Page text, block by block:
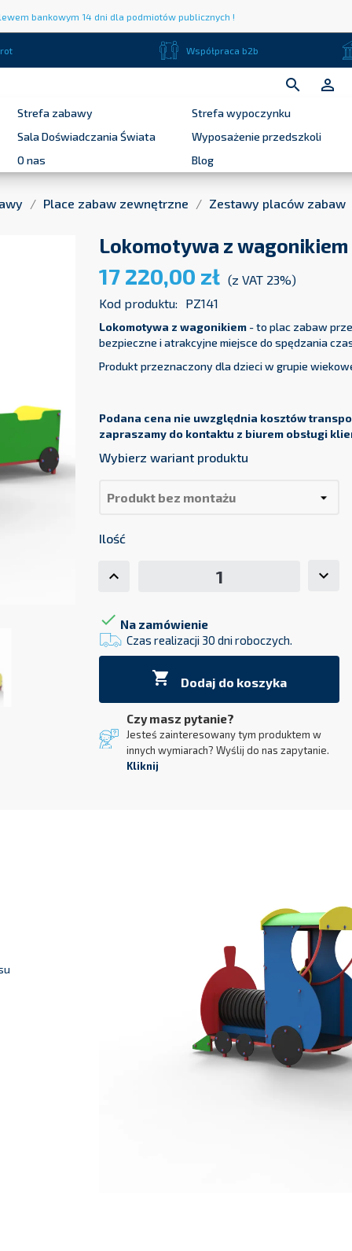
bankowym 14 dni dla podmiotów publicznych !
Współpraca b2b
 
Strefa zabawy Strefa wypoczynku
Sala Doświadczania Świata Wyposażenie przedszkoli
O nas Blog
Place zabaw zewnętrzne Zestawy placów zabaw
Lokomotywa z wagonikiem
17 220,00 zł (z VAT 23%)
Kod produktu:
PZ141
Lokomotywa z wagonikiem - to plac zabaw
bezpieczne i atrakcyjne miejsce do spędzania
Produkt przeznaczony dla dzieci w grupie
Podana cena nie uwzględnia kosztów
zapraszamy do kontaktu z biurem obsługi
Wybierz wariant produktu
Ilość
 Na zamówienie
Czas realizacji 30 dni roboczych.
 Dodaj do koszyka
Czy masz pytanie?
Jesteś zainteresowany tym produktem w
innych wymiarach? Wyślij do nas zapytanie.
Kliknij